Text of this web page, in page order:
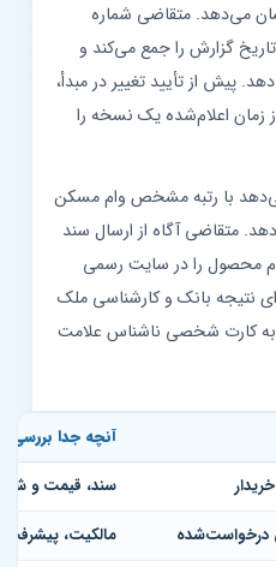
متقاضی شماره
گزارش را جمع می‌کند و
از تأیید تغییر در مبدأ،
اعلام‌شده یک نسخه را
با رتبه مشخص وام مسکن
آگاه از ارسال سند
را در سایت رسمی
بانک و کارشناسی ملک
شخصی ناشناس علامت
آنچه جدا بررسی
سند، قیمت و شرایط
مالکیت، پیشرفت و